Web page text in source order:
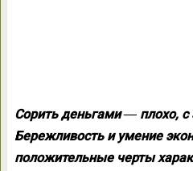
Сорить деньгами ― плохо, с
Бережливость и умение
положительные черты